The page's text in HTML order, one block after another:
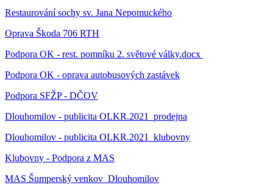
Restaurování sochy sv. Jana Nepomuckého
Oprava Škoda 706 RTH
Podpora OK - rest. pomníku 2. světové války.docx
Podpora OK - oprava autobusových zastávek
Podpora SFŽP - DČOV
Dlouhomilov - publicita OLKR.2021_prodejna
Dlouhomilov - publicita OLKR.2021_klubovny
Klubovny - Podpora z MAS
MAS Šumperský venkov_Dlouhomilov